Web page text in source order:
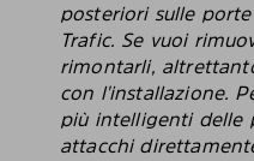
posteriori sulle
Trafic. Se vuoi
rimontarli,
con l'installazione.
più intelligenti delle
attacchi